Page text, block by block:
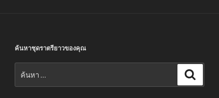
ค้นหาชุดราตรียาวของคุณ